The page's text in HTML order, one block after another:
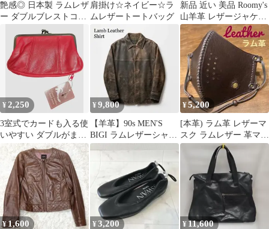
艶感◎ 日本製 ラムレザ
ー ダブルブレストコー
ト 黒 2WAY ユニセック
肩掛け☆ネイビー☆ラ
ムレザートートバッグ
新品 近い 美品 Roomy's
山羊革 レザージャケッ
ト 薄手 シャツ 感覚
¥2,250
3室式でカードも入る使
いやすい ダブルがま口
ラム革財布 開運 (レッ
¥9,800
【羊革】90s MEN'S
BIGI ラムレザーシャツ
ジャケット ブラウン
¥5,200
[本革) ラム革 レザーマ
スク ラムレザー 革マス
ク ブラウン Op装飾
¥1,600 ¥3,200 ¥ 11,600